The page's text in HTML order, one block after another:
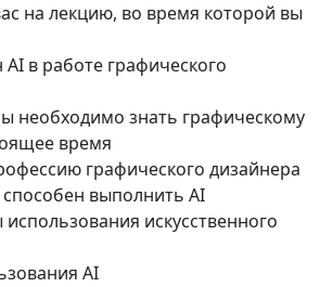
на лекцию, во время которой вы
AI в работе графического
необходимо знать графическому
время
графического дизайнера
способен выполнить AI
искусственного
AI